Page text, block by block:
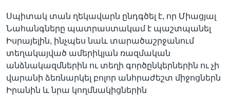
Սպիտակ տան ղեկավարն ընդգծել է, որ Միացյալ
Նահանգները պատրաստակամ է պաշտպանել
Իսրայելին, ինչպես նաև տարածաշրջանում
տեղակայված ամերիկյան ռազմական
անձնակազմներին ու տեղի գործընկերներին ու չի
վարանի ձեռնարկել բոլոր անհրաժեշտ միջոցներն
Իրանին և նրա կողմնակիցներին